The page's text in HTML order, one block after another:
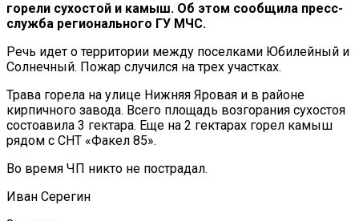
горели сухостой и камыш. Об этом сообщила пресс-
служба регионального ГУ МЧС.
Речь идет о территории между поселками Юбилейный и
Солнечный. Пожар случился на трех участках.
Трава горела на улице Нижняя Яровая и в районе
кирпичного завода. Всего площадь возгорания сухостоя
состоавила 3 гектара. Еще на 2 гектарах горел камыш
рядом с СНТ «Факел 85».
Во время ЧП никто не пострадал.
Иван Серегин